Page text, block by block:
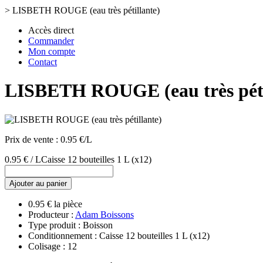
> LISBETH ROUGE (eau très pétillante)
Accès direct
Commander
Mon compte
Contact
LISBETH ROUGE (eau très
Prix de vente : 0.95 €/L
0.95 € / LCaisse 12 bouteilles 1 L (x12)
Ajouter au panier
0.95 € la pièce
Producteur : Adam Boissons
Type produit : Boisson
Conditionnement : Caisse 12 bouteilles 1 L (x12)
Colisage : 12